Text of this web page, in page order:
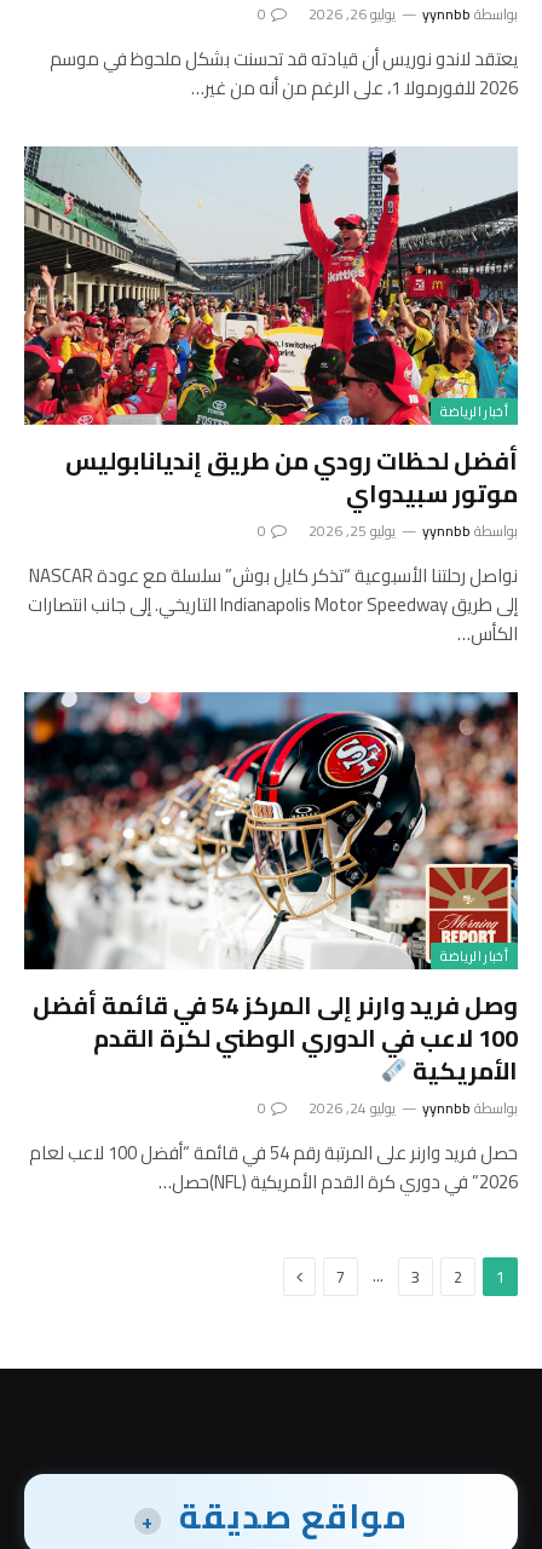
بواسطةyynnbb يوليو 26, 2026 0
يعتقد لاندو نوريس أن قيادته قد تحسنت بشكل ملحوظ في موسم
2026 للفورمولا 1، على الرغم من أنه من غير…
أخبار الرياضة
أفضل لحظات رودي من طريق إنديانابوليس
موتور سبيدواي
بواسطةyynnbb يوليو 25, 2026 0
نواصل رحلتنا الأسبوعية “تذكر كايل بوش” سلسلة مع عودة NASCAR
إلى طريق Indianapolis Motor Speedway التاريخي. إلى جانب انتصارات
الكأس…
أخبار الرياضة
وصل فريد وارنر إلى المركز 54 في قائمة أفضل
100 لاعب في الدوري الوطني لكرة القدم
الأمريكية
بواسطةyynnbb يوليو 24, 2026 0
حصل فريد وارنر على المرتبة رقم 54 في قائمة “أفضل 100 لاعب لعام
2026” في دوري كرة القدم الأمريكية (NFL)حصل…
1
2
3
…
7 التالي
مواقع صديقة +